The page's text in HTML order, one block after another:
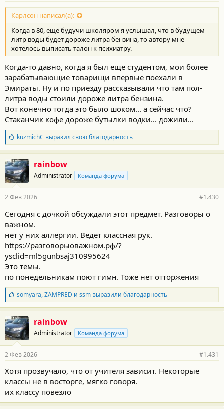
Карлсон написал(а):
Когда в 80, еще будучи школяром я услышал, что в будущем
литр воды будет дороже литра бензина, то автору мне
хотелось выписать талон к психиатру.
Когда-то давно, когда я был еще студентом, мои более
зарабатывающие товарищи впервые поехали в
Эмираты. Ну и по приезду рассказывали что там пол-
литра воды стоили дороже литра бензина.
Вот конечно тогда это было шоком... а сейчас что?
Стаканчик кофе дороже бутылки водки... дожили...
Б
л
а
г
о
д
а
н
с
т
и
kuzmichC выразил свою благодарность
rainbow
Administrator Команда форума
2 Фев 2026 #1.430
Сегодня с дочкой обсуждали этот предмет. Разговоры о
важном.
нет у них аллергии. Ведет классная рук.
https://разговорыоважном.рф/?
ysclid=ml5gunbsaj310995624
Это темы.
по понедельникам поют гимн. Тоже нет отторжения
Б
л
а
г
о
д
а
н
с
т
и
somyara,ZAMPRED и ssmвыразили благодарность
rainbow
Administrator Команда форума
2 Фев 2026 #1.431
Хотя прозвучало, что от учителя зависит. Некоторые
классы не в восторге, мягко говоря.
их классу повезло